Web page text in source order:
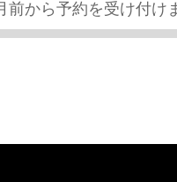
から予約を受け付け